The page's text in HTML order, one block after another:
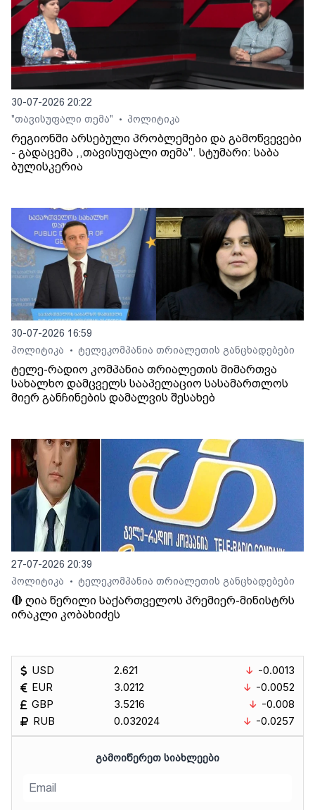
30-07-2026 20:22
"თავისუფალი თემა"
• პოლიტიკა
რეგიონში არსებული პრობლემები და გამოწვევები
- გადაცემა ,,თავისუფალი თემა". სტუმარი: საბა
ბულისკერია
30-07-2026 16:59
პოლიტიკა
• ტელეკომპანია თრიალეთის განცხადებები
ტელე-რადიო კომპანია თრიალეთის მიმართვა
სახალხო დამცველს სააპელაციო სასამართლოს
მიერ განჩინების დამალვის შესახებ
27-07-2026 20:39
პოლიტიკა
• ტელეკომპანია თრიალეთის განცხადებები
🔴 ღია წერილი საქართველოს პრემიერ-მინისტრს
ირაკლი კობახიძეს
USD
EUR
GBP
RUB
2.621
3.0212
3.5216
0.032024
-0.0013
-0.0052
-0.008
-0.0257
ᲒᲐᲛᲝᲘᲬᲔᲠᲔᲗ ᲡᲘᲐᲮᲚᲔᲔᲑᲘ